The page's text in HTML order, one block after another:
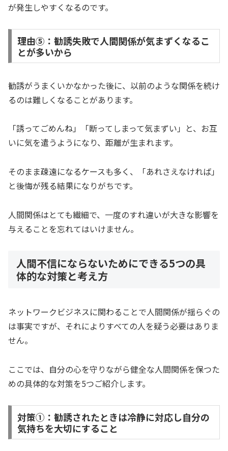
が発生しやすくなるのです。
理由⑤：勧誘失敗で人間関係が気まずくなるこ
とが多いから
勧誘がうまくいかなかった後に、以前のような関係を続け
るのは難しくなることがあります。
「誘ってごめんね」「断ってしまって気まずい」と、お互
いに気を遣うようになり、距離が生まれます。
そのまま疎遠になるケースも多く、「あれさえなければ」
と後悔が残る結果になりがちです。
人間関係はとても繊細で、一度のすれ違いが大きな影響を
与えることを忘れてはいけません。
人間不信にならないためにできる5つの具
体的な対策と考え方
ネットワークビジネスに関わることで人間関係が揺らぐの
は事実ですが、それによりすべての人を疑う必要はありま
せん。
ここでは、自分の心を守りながら健全な人間関係を保つた
めの具体的な対策を5つご紹介します。
対策①：勧誘されたときは冷静に対応し自分の
気持ちを大切にすること